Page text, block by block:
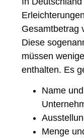
Gesamtbetrag
Diese
müssen
enthalten. Es
Name
Menge